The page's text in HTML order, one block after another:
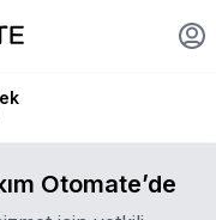
Otomate’de